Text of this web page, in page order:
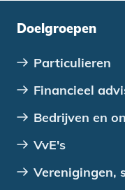
Doelgroepen
Particulieren
Financieel
Bedrijven en
VvE's
Verenigingen,